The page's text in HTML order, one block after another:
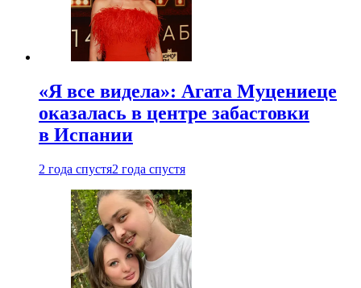
«Я все видела»: Агата Муцениеце
оказалась в центре забастовки
в Испании
2 года спустя2 года спустя